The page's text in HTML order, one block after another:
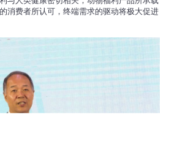
消费者所认可，终端需求的驱动将极大促进